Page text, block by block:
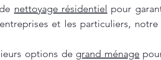
nettoyage résidentiel pour
et les particuliers, notre
options de grand ménage